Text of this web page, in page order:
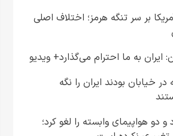
بر سر تنگه هرمز؛ اختلاف اصلی
ایران به ما احترام می‌گذارد+ ویدیو
خیابان بودند ایران را نگه
و دو هواپیمای وابسته را لغو کرد؛